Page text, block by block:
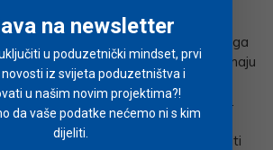
ključno za uspjeh
jedan je od temeljnih razloga
ljudi ne postignu uspjeh za koji imaju
težili i osjećali se sposobnim.
jedna od zapreka na putu k uspjehu.
neko zvanje, tada moramo svaki
kojim se bavimo. Želimo li biti
na newsletter
u poduzetnički mindset, prvi
iz svijeta poduzetništva i
u našim novim projektima?!
da vaše podatke nećemo ni s kim
dijeliti.